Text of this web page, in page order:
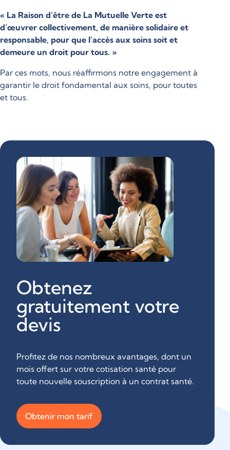
« La Raison d’être de La Mutuelle Verte est
d’œuvrer collectivement, de manière solidaire et
responsable, pour que l’accès aux soins soit et
demeure un droit pour tous. »
Par ces mots, nous réaffirmons notre engagement à
garantir le droit fondamental aux soins, pour toutes
et tous.
Obtenez
gratuitement votre
devis
Profitez de nos nombreux avantages, dont un
mois offert sur votre cotisation santé pour
toute nouvelle souscription à un contrat santé.
Obtenir mon tarif